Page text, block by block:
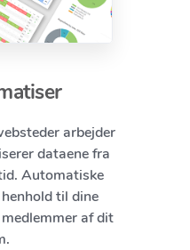
arbejder
dataene fra
Automatiske
til dine
af dit